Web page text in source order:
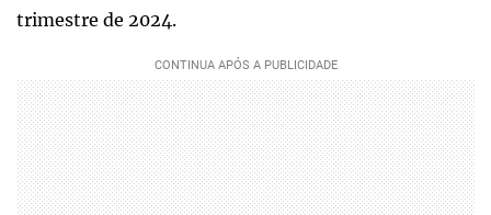
trimestre de 2024.